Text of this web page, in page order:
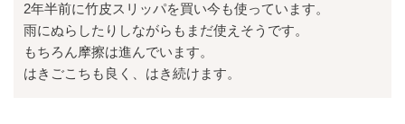
2年半前に竹皮スリッパを買い今も使っています。
雨にぬらしたりしながらもまだ使えそうです。
もちろん摩擦は進んでいます。
はきごこちも良く、はき続けます。